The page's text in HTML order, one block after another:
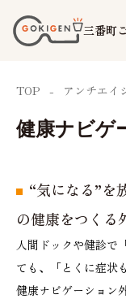
ン
三番町
TOP アンチエイ
健康ナビゲ
“気になる”を
の健康をつくる
人間ドックや健診で
ても、「とくに症状
健康ナビゲーション